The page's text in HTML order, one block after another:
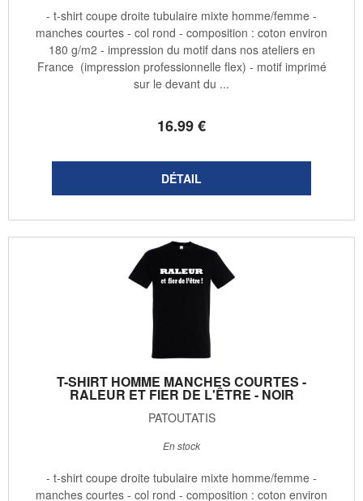
16.99€
- t-shirt coupe droite tubulaire mixte homme/femme -
manches courtes - col rond - composition : coton environ
180 g/m2 - impression du motif dans nos ateliers en
France (impression professionnelle flex) - motif imprimé
sur le devant du ...
T-SHIRT HOMME MANCHES COURTES -
RALEUR ET FIER DE L'ÊTRE - NOIR
PATOUTATIS
En stock
- t-shirt coupe droite tubulaire mixte homme/femme -
manches courtes - col rond - composition : coton environ